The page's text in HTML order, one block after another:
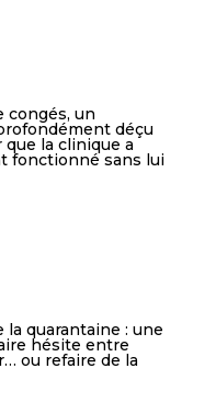
congés, un
déçu
la clinique a
fonctionné sans lui
la quarantaine : une
hésite entre
ou refaire de la